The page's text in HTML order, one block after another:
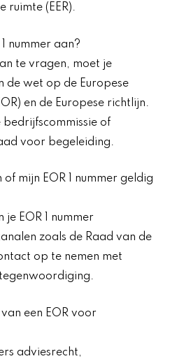
ruimte (EER).
nummer aan?
te vragen, moet je
de wet op de Europese
en de Europese richtlijn.
of
voor begeleiding.
mijn EOR 1 nummer geldig
EOR 1 nummer
zoals de Raad van de
op te nemen met
een EOR voor
adviesrecht,